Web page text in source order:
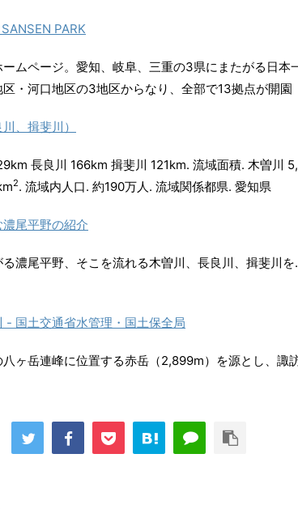
PARK
ムページ。愛知、岐阜、三重の3県にまたがる日本
・河口地区の3地区からなり、全部で13拠点が開園
、揖斐川）
長良川 166km 揖斐川 121km. 流域面積. 木曽川
2. 流域内人口. 約190万人. 流域関係都県. 愛知県
尾平野の紹介
濃尾平野、そこを流れる木曽川、長良川、揖斐川を
- 国土交通省水管理・国土保全局
ヶ岳連峰に位置する赤岳（2,899m）を源とし、諏